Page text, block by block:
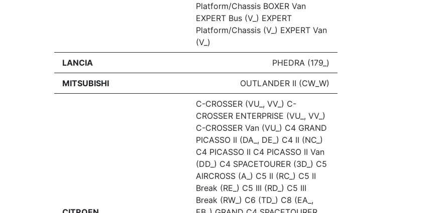
Platform/Chassis BOXER Van
EXPERT Bus (V_) EXPERT
Platform/Chassis (V_) EXPERT Van
(V_)
LANCIA PHEDRA (179_)
MITSUBISHI OUTLANDER II (CW_W)
C-CROSSER (VU_, VV_) C-
CROSSER ENTERPRISE (VU_, VV_)
C-CROSSER Van (VU_) C4 GRAND
PICASSO II (DA_, DE_) C4 II (NC_)
C4 PICASSO II C4 PICASSO II Van
(DD_) C4 SPACETOURER (3D_) C5
AIRCROSS (A_) C5 II (RC_) C5 II
Break (RE_) C5 III (RD_) C5 III
Break (RW_) C6 (TD_) C8 (EA_,